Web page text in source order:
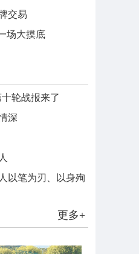
交易
场大摸底
轮战报来了
深
以笔为刃、以身殉
更多+